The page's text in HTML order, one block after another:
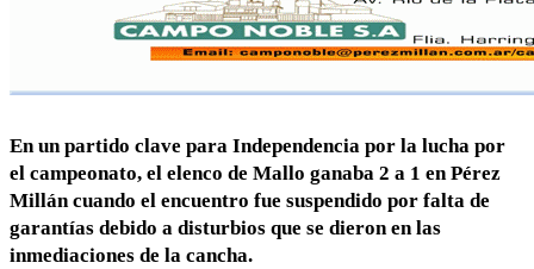
En un partido clave para Independencia por la lucha por
el campeonato, el elenco de Mallo ganaba 2 a 1 en Pérez
Millán cuando el encuentro fue suspendido por falta de
garantías debido a disturbios que se dieron en las
inmediaciones de la cancha.